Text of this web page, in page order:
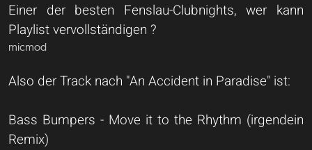
Einer der besten Fenslau-Clubnights, wer kann
Playlist vervollständigen ?
micmod
Also der Track nach "An Accident in Paradise" ist:
Bass Bumpers - Move it to the Rhythm (irgendein
Remix)